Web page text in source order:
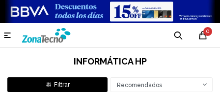
0

INFORMÁTICA HP
Recomendados